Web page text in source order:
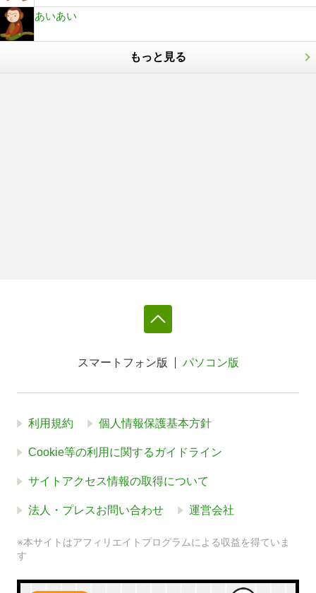
あいあい
もっと見る
スマートフォン版 パソコン版
利用規約 個人情報保護基本方針
Cookie等の利用に関するガイドライン
サイトアクセス情報の取得について
法人・プレスお問い合わせ 運営会社
※本サイトはアフィリエイトプログラムによる収益を得ていま
す